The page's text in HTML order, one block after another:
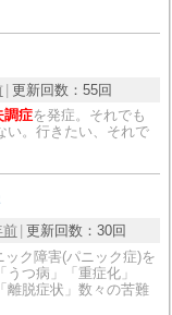
更新回数： 55回
調症を発症。それでも
い。行きたい、それで
前 更新回数： 30回
ク障害(パニック症)を
つ病」「重症化」
離脱症状」数々の苦難